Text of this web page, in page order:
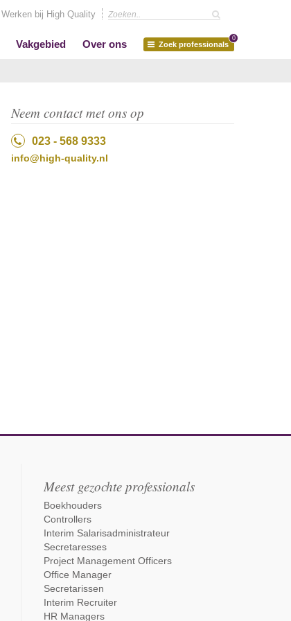
Werken bij High Quality
Vakgebied Over ons Zoek professionals
0
Neem contact met ons op
023 - 568 9333
info@high-quality.nl
Meest gezochte professionals
Boekhouders
Controllers
Interim Salarisadministrateur
Secretaresses
Project Management Officers
Office Manager
Secretarissen
Interim Recruiter
HR Managers